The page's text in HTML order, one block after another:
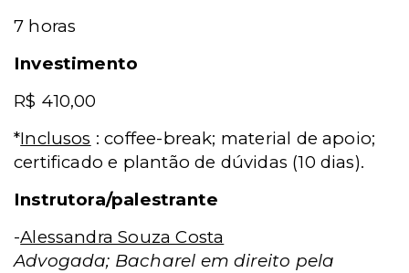
7 horas
Investimento
R$ 410,00
*Inclusos : coffee-break; material de apoio;
certificado e plantão de dúvidas (10 dias).
Instrutora/palestrante
-Alessandra Souza Costa
Advogada; Bacharel em direito pela